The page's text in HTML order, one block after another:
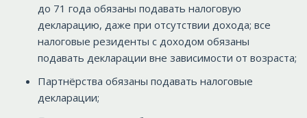
до 71 года обязаны подавать налоговую
декларацию, даже при отсутствии дохода; все
налоговые резиденты с доходом обязаны
подавать декларации вне зависимости от возраста;
Партнёрства обязаны подавать налоговые
декларации;